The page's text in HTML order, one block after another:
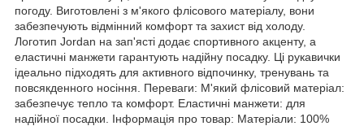
погоду. Виготовлені з м'якого флісового матеріалу, вони
забезпечують відмінний комфорт та захист від холоду.
Логотип Jordan на зап'ясті додає спортивного акценту, а
еластичні манжети гарантують надійну посадку. Ці рукавички
ідеально підходять для активного відпочинку, тренувань та
повсякденного носіння. Переваги: М'який флісовий матеріал:
забезпечує тепло та комфорт. Еластичні манжети: для
надійної посадки. Інформація про товар: Матеріали: 100%